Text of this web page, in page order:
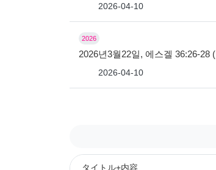
2026-04-10
2026
2026년3월22일, 에스겔 36:26-
2026-04-10